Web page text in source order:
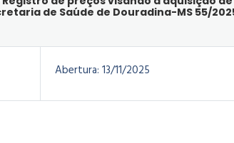
de Saúde de Douradina-MS 55/
Abertura: 13/11/2025